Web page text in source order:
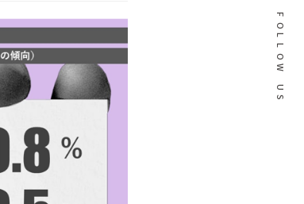
F
O
L
L
O
W
U
S